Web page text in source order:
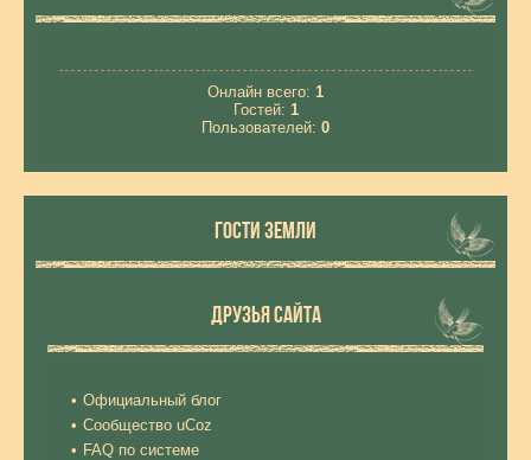
Онлайн всего: 1
Гостей: 1
Пользователей: 0
ГОСТИ ЗЕМЛИ
ДРУЗЬЯ САЙТА
Официальный блог
Сообщество uCoz
FAQ по системе